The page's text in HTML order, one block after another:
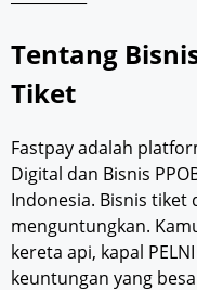
Tentang
Tiket
Fastpay adalah
Digital dan Bisnis
Indonesia. Bisnis tiket
menguntungkan.
kereta api, kapal
keuntungan yang